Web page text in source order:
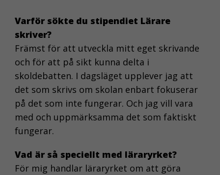
Varför sökte du stipendiet Lärare
skriver?
Främst för att utveckla mitt eget skrivande
och för att på sikt kunna delta i
skoldebatten. I dagsläget upplever jag att
det som skrivs om skolan enbart fokuserar
på det som inte fungerar. Och jag vill vara
med och uppmärksamma det som faktiskt
fungerar.
Vad är så speciellt med läraryrket?
För mig handlar läraryrket om att göra